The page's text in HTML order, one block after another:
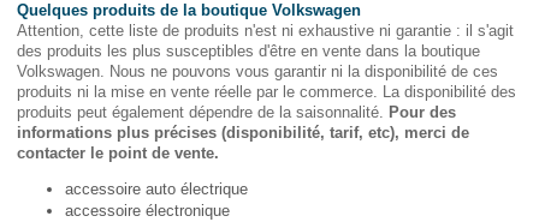
Quelques produits de la boutique Volkswagen
Attention, cette liste de produits n'est ni exhaustive ni garantie : il s'agit
des produits les plus susceptibles d'être en vente dans la boutique
Volkswagen. Nous ne pouvons vous garantir ni la disponibilité de ces
produits ni la mise en vente réelle par le commerce. La disponibilité des
produits peut également dépendre de la saisonnalité. Pour des
informations plus précises (disponibilité, tarif, etc), merci de
contacter le point de vente.
accessoire auto électrique
accessoire électronique